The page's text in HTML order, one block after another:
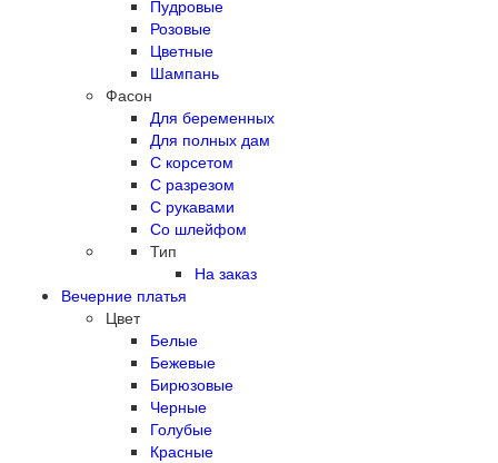
Пудровые
Розовые
Цветные
Шампань
Фасон
Для беременных
Для полных дам
С корсетом
С разрезом
С рукавами
Со шлейфом
Тип
На заказ
Вечерние платья
Цвет
Белые
Бежевые
Бирюзовые
Черные
Голубые
Красные